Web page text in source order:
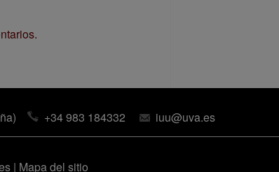
+34 983 184332 iuu@uva.es
| Mapa del sitio